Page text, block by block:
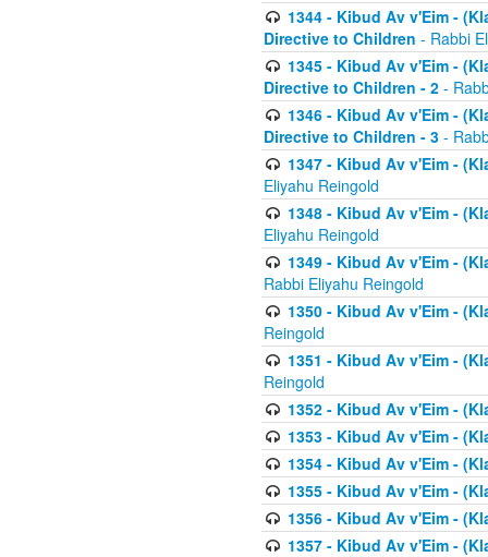
1344 - Kibud Av v'Eim -
Directive to Children - Rabbi
1345 - Kibud Av v'Eim -
Directive to Children - 2 -
1346 - Kibud Av v'Eim -
Directive to Children - 3 -
1347 - Kibud Av v'Eim -
Eliyahu Reingold
1348 - Kibud Av v'Eim -
Eliyahu Reingold
1349 - Kibud Av v'Eim -
Rabbi Eliyahu Reingold
1350 - Kibud Av v'Eim -
Reingold
1351 - Kibud Av v'Eim -
Reingold
1352 - Kibud Av v'Eim -
1353 - Kibud Av v'Eim -
1354 - Kibud Av v'Eim -
1355 - Kibud Av v'Eim -
1356 - Kibud Av v'Eim -
1357 - Kibud Av v'Eim -